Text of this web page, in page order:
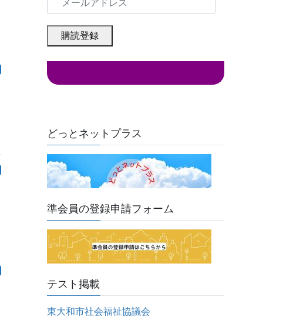
ー
レ
購読登録
どっとネットプラス
準会員の登録申請フォーム
テスト掲載
東大和市社会福祉協議会